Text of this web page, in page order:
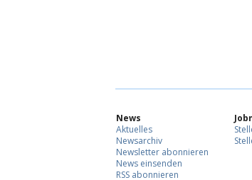
News
Aktuelles
Newsarchiv
Newsletter abonnieren
News einsenden
RSS abonnieren